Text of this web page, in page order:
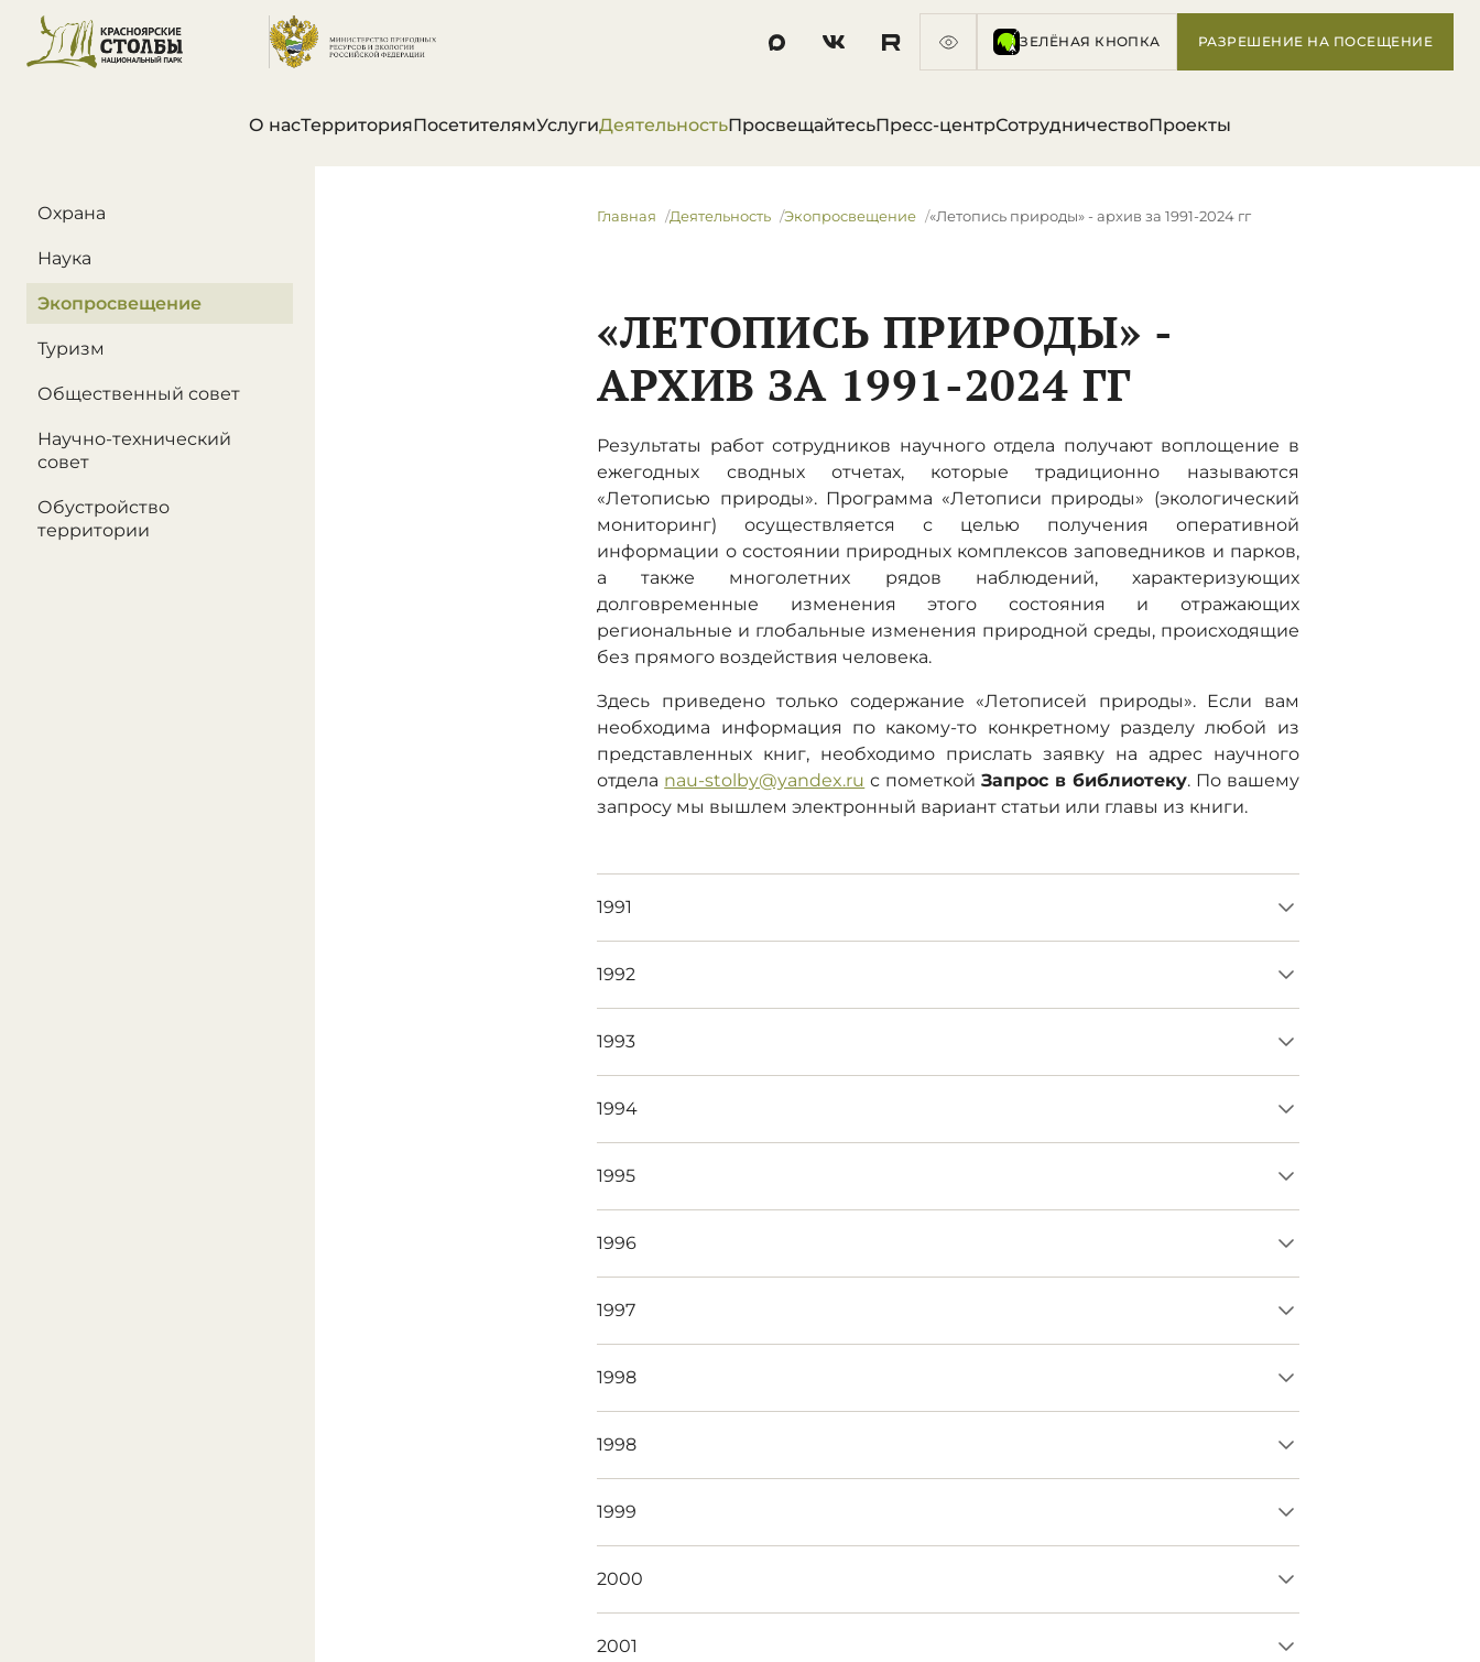
ЗЕЛЁНАЯ КНОПКА РАЗРЕШЕНИЕ НА ПОСЕЩЕНИЕ
О насТерриторияПосетителямУслугиДеятельностьПросвещайтесьПресс-центрСотрудничествоПроекты
В этом разделе
Охрана
Наука
Экопросвещение
Туризм
Общественный совет
Научно-технический
совет
Обустройство
территории
Главная Деятельность Экопросвещение «Летопись природы» - архив за 1991-2024 гг
«ЛЕТОПИСЬ ПРИРОДЫ» -
АРХИВ ЗА 1991-2024 ГГ
Результаты работ сотрудников научного отдела получают воплощение в
ежегодных сводных отчетах, которые традиционно называются
«Летописью природы». Программа «Летописи природы» (экологический
мониторинг) осуществляется с целью получения оперативной
информации о состоянии природных комплексов заповедников и парков,
а также многолетних рядов наблюдений, характеризующих
долговременные изменения этого состояния и отражающих
региональные и глобальные изменения природной среды, происходящие
без прямого воздействия человека.
Здесь приведено только содержание «Летописей природы». Если вам
необходима информация по какому-то конкретному разделу любой из
представленных книг, необходимо прислать заявку на адрес научного
отдела nau-stolby@yandex.ru с пометкойЗапрос в библиотеку. По вашему
запросу мы вышлем электронный вариант статьи или главы из книги.
1991
1992
1993​
1994
1995
1996
1997
1998
1998
1999
2000
2001